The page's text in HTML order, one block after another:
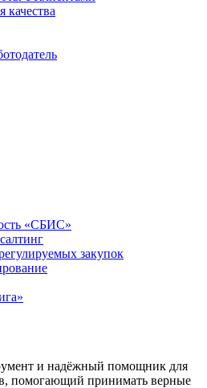
качества
«СБИС»
закупок
и надёжный помощник для
помогающий принимать верные